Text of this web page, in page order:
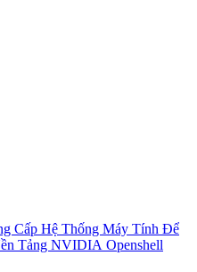
Cấp Hệ Thống Máy Tính Để
Tảng NVIDIA Openshell